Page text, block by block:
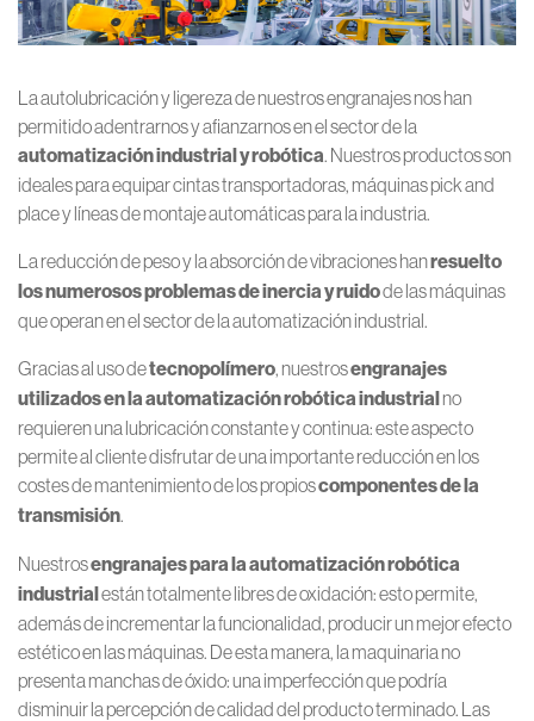
La autolubricación y ligereza de nuestros engranajes nos han
permitido adentrarnos y afianzarnos en el sector de la
automatización industrial y robótica. Nuestros productos son
ideales para equipar cintas transportadoras, máquinas pick and
place y líneas de montaje automáticas para la industria.
La reducción de peso y la absorción de vibraciones hanresuelto
los numerosos problemas de inercia y ruidode las máquinas
que operan en el sector de la automatización industrial.
Gracias al uso detecnopolímero, nuestrosengranajes
utilizados en la automatización robótica industrialno
requieren una lubricación constante y continua: este aspecto
permite al cliente disfrutar de una importante reducción en los
costes de mantenimiento de los propioscomponentes de la
transmisión.
Nuestrosengranajes para la automatización robótica
industrialestán totalmente libres de oxidación: esto permite,
además de incrementar la funcionalidad, producir un mejor efecto
estético en las máquinas. De esta manera, la maquinaria no
presenta manchas de óxido: una imperfección que podría
disminuir la percepción de calidad del producto terminado. Las